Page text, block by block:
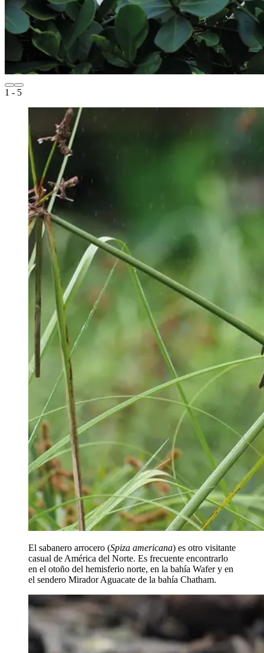
1 - 5
El sabanero arrocero (Spiza americana) es otro visitante
casual de América del Norte. Es frecuente encontrarlo
en el otoño del hemisferio norte, en la bahía Wafer y en
el sendero Mirador Aguacate de la bahía Chatham.